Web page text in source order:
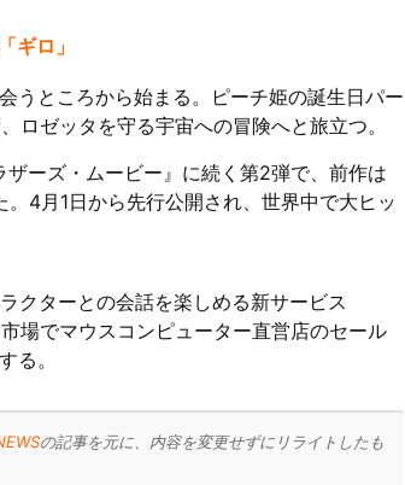
ギロ」
うところから始まる。ピーチ姫の誕生日パー
ロゼッタを守る宇宙への冒険へと旅立つ。
ーズ・ムービー』に続く第2弾で、前作は
4月1日から先行公開され、世界中で大ヒッ
クターとの会話を楽しめる新サービス
場でマウスコンピューター直営店のセール
る。
の記事を元に、内容を変更せずにリライトしたも